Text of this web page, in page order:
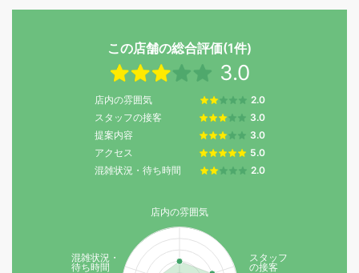
この店舗の総合評価(1件)
3.0
店内の雰囲気
2.0
スタッフの接客
3.0
提案内容
3.0
アクセス
5.0
混雑状況・待ち時間
2.0
店内の雰囲気
スタッフ
の接客
混雑状況・
待ち時間